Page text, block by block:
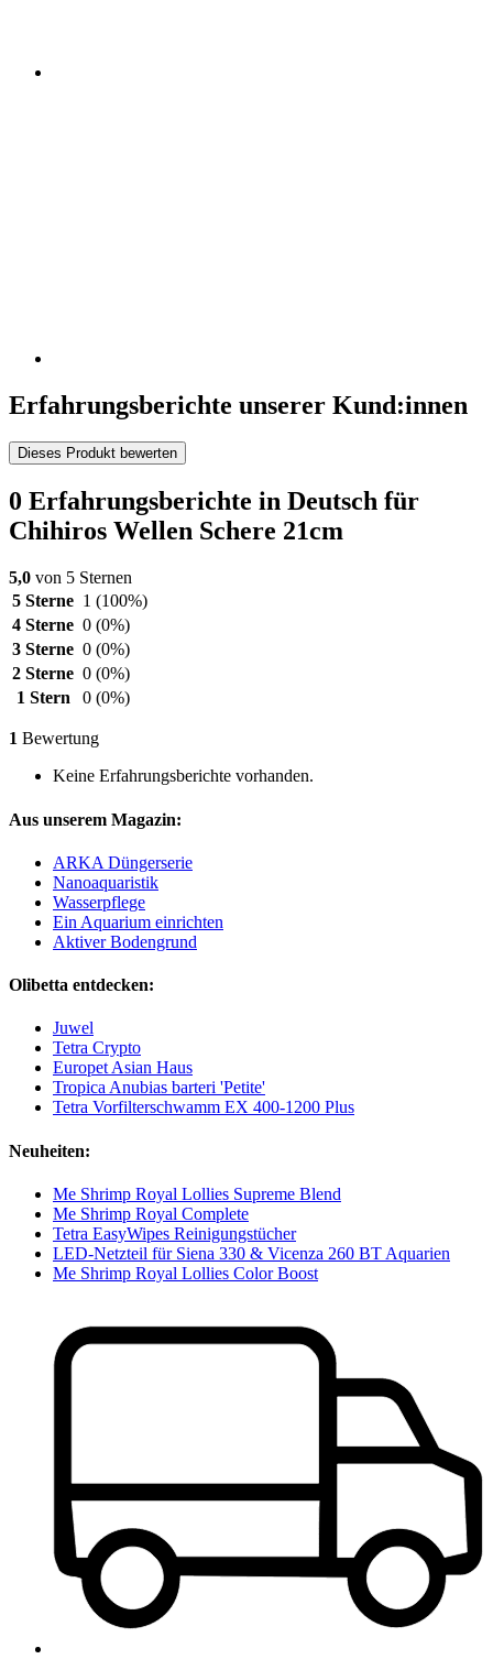
Erfahrungsberichte unserer Kund:innen
Dieses Produkt bewerten
0 Erfahrungsberichte in Deutsch für
Chihiros Wellen Schere 21cm
5,0 von 5 Sternen
5 Sterne 1 (100%)
4 Sterne 0 (0%)
3 Sterne 0 (0%)
2 Sterne 0 (0%)
1 Stern
0 (0%)
1 Bewertung
Keine Erfahrungsberichte vorhanden.
Aus unserem Magazin:
ARKA Düngerserie
Nanoaquaristik
Wasserpflege
Ein Aquarium einrichten
Aktiver Bodengrund
Olibetta entdecken:
Juwel
Tetra Crypto
Europet Asian Haus
Tropica Anubias barteri 'Petite'
Tetra Vorfilterschwamm EX 400-1200 Plus
Neuheiten:
Me Shrimp Royal Lollies Supreme Blend
Me Shrimp Royal Complete
Tetra EasyWipes Reinigungstücher
LED-Netzteil für Siena 330 & Vicenza 260 BT Aquarien
Me Shrimp Royal Lollies Color Boost